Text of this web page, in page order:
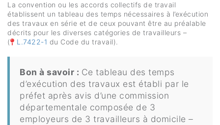
La convention ou les accords collectifs de travail
établissent un tableau des temps nécessaires à l’exécution
des travaux en série et de ceux pouvant être au préalable
décrits pour les diverses catégories de travailleurs –
(
L.7422-1 du Code du travail).
Bon à savoir : Ce tableau des temps
d’exécution des travaux est établi par le
préfet après avis d’une commission
départementale composée de 3
employeurs de 3 travailleurs à domicile –